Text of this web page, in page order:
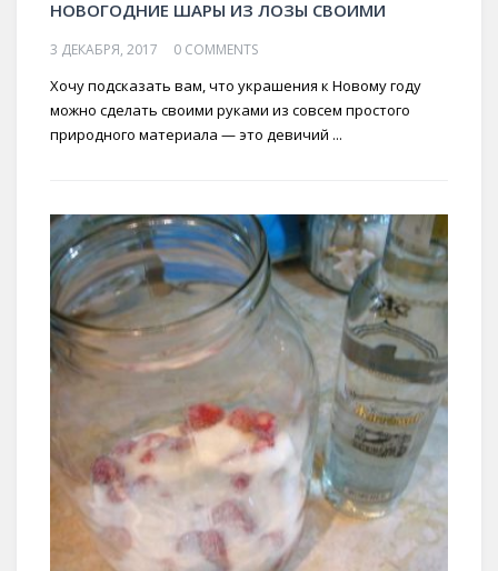
НОВОГОДНИЕ ШАРЫ ИЗ ЛОЗЫ СВОИМИ
3 ДЕКАБРЯ, 2017 0 COMMENTS
Хочу подсказать вам, что украшения к Новому году
можно сделать своими руками из совсем простого
природного материала — это девичий ...